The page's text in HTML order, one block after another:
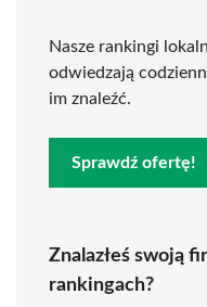
Nasze rankingi
odwiedzają
im znaleźć.
Sprawdź ofertę!
Znalazłeś swoją
rankingach?